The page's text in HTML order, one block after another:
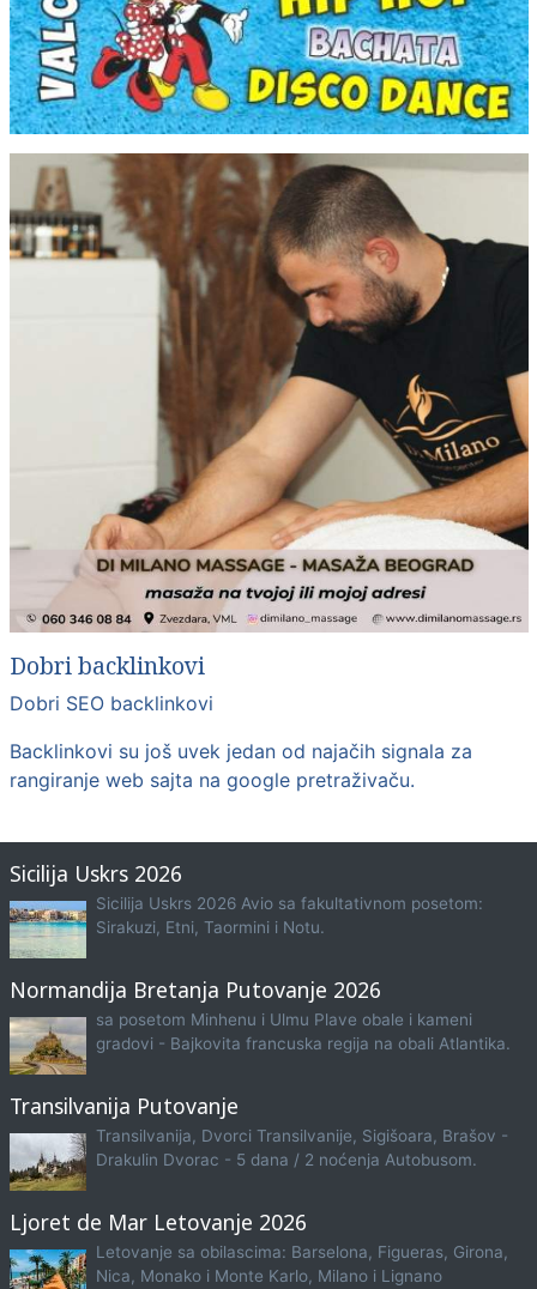
Dobri backlinkovi
Dobri SEO backlinkovi
Backlinkovi su još uvek jedan od najačih signala za
rangiranje web sajta na google pretraživaču.
Sicilija Uskrs 2026
Sicilija Uskrs 2026 Avio sa fakultativnom posetom:
Sirakuzi, Etni, Taormini i Notu.
Normandija Bretanja Putovanje 2026
sa posetom Minhenu i Ulmu Plave obale i kameni
gradovi - Bajkovita francuska regija na obali Atlantika.
Transilvanija Putovanje
Transilvanija, Dvorci Transilvanije, Sigišoara, Brašov -
Drakulin Dvorac - 5 dana / 2 noćenja Autobusom.
Ljoret de Mar Letovanje 2026
Letovanje sa obilascima: Barselona, Figueras, Girona,
Nica, Monako i Monte Karlo, Milano i Lignano